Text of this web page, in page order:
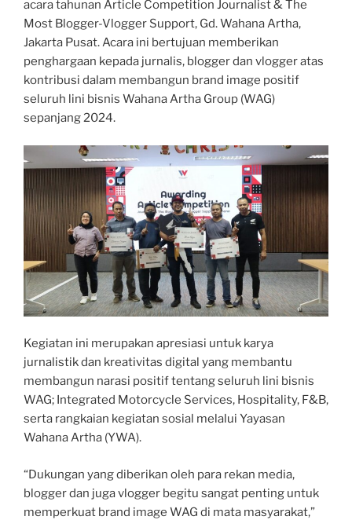
acara tahunan Article Competition Journalist & The
Most Blogger-Vlogger Support, Gd. Wahana Artha,
Jakarta Pusat. Acara ini bertujuan memberikan
penghargaan kepada jurnalis, blogger dan vlogger atas
kontribusi dalam membangun brand image positif
seluruh lini bisnis Wahana Artha Group (WAG)
sepanjang 2024.
Kegiatan ini merupakan apresiasi untuk karya
jurnalistik dan kreativitas digital yang membantu
membangun narasi positif tentang seluruh lini bisnis
WAG; Integrated Motorcycle Services, Hospitality, F&B,
serta rangkaian kegiatan sosial melalui Yayasan
Wahana Artha (YWA).
“Dukungan yang diberikan oleh para rekan media,
blogger dan juga vlogger begitu sangat penting untuk
memperkuat brand image WAG di mata masyarakat,”